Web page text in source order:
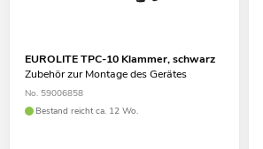
EUROLITE TPC-10 Klammer, schwarz
Zubehör zur Montage des Gerätes
No. 59006858
Bestand reicht ca. 12 Wo.